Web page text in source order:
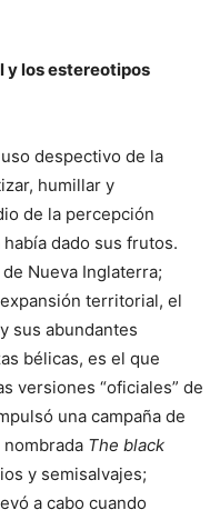
y los estereotipos
despectivo de la
humillar y
de la percepción
dado sus frutos.
Nueva Inglaterra;
territorial, el
sus abundantes
bélicas, es el que
versiones “oficiales” de
una campaña de
The black
y semisalvajes;
a cabo cuando